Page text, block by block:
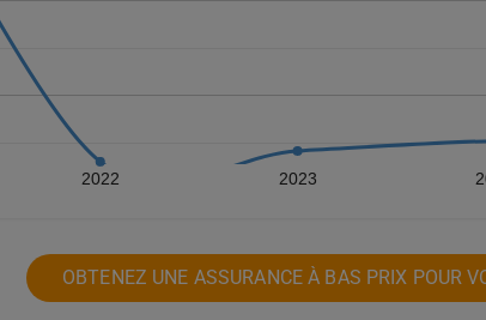
2022 2023
OBTENEZ UNE ASSURANCE À BAS PRIX POUR